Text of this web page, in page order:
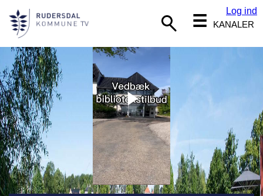
Log ind
☰ KANALER